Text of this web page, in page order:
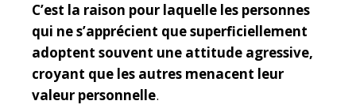
C’est la raison pour laquelle les personnes
qui ne s’apprécient que superficiellement
adoptent souvent une attitude agressive,
croyant que les autres menacent leur
valeur personnelle.